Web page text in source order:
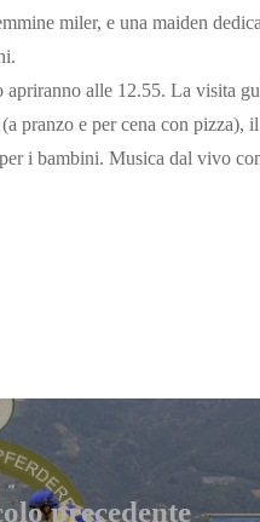
miler, e una maiden
alle 12.55. La visita
pranzo e per cena con pizza),
i bambini. Musica dal vivo
precedente